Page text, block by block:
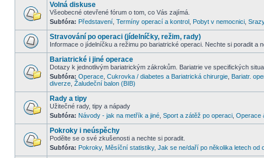
Volná diskuse
Všeobecné otevřené fórum o tom, co Vás zajímá.
Subfóra: Představení Termíny operací a kontrol Pobyt v nemocnici Srazy
Stravování po operaci (jídelníčky, režim, rady)
Informace o jídelníčku a režimu po bariatrické operaci. Nechte si poradit a
Bariatrické i jiné operace
Dotazy k jednotlivým bariatrickým zákrokům. Bariatrie ve specifických
Subfóra: Operace Cukrovka / diabetes a Bariatrická chirurgie Bariatr.
diverze Žaludeční balon (BIB)
Rady a tipy
Užitečné rady, tipy a nápady
Subfóra: Návody - jak na metřík a jiné Sport a zátěž po operaci Operace
Pokroky i neúspěchy
Podělte se o své zkušenosti a nechte si poradit.
Subfóra: Pokroky, Měsíční statistiky, Jak se ne/daří po několika letech od